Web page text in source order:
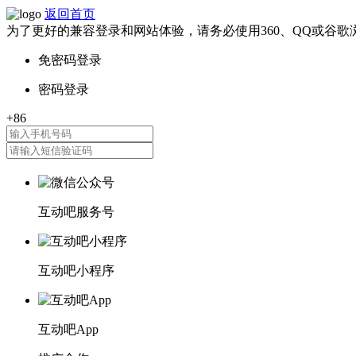
返回首页
为了更好的兼容登录和网站体验，请务必使用360、QQ或谷歌
互动吧服务号
互动吧小程序
互动吧App